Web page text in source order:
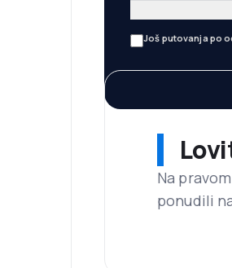
Još putovanja po
Na
ponudili